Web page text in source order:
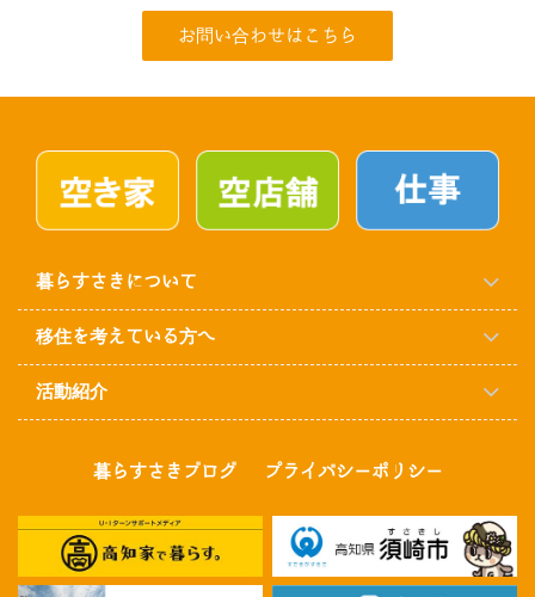
お問い合わせはこちら
暮らすさきについて
移住を考えている方へ
活動紹介
暮らすさきブログ プライバシーポリシー